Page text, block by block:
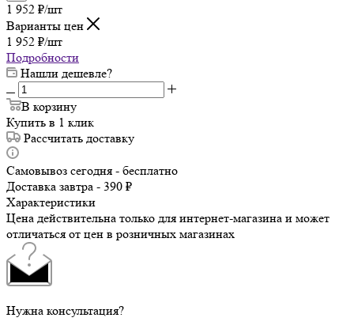
1 952 ₽/шт
Варианты цен
1 952 ₽/шт
Подробности
Нашли дешевле?
В корзину
Купить в 1 клик
Рассчитать доставку
Самовывоз сегодня - бесплатно
Доставка завтра - 390 ₽
Характеристики
Цена действительна только для интернет-магазина и может
отличаться от цен в розничных магазинах
Нужна консультация?